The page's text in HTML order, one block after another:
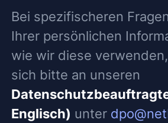
Bei spezifischeren
Ihrer persönlichen
wie wir diese
sich bitte an unseren
Englisch) unter